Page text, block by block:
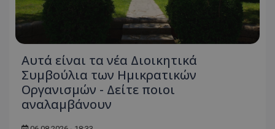
Αυτά είναι τα νέα Διοικητικά
Συμβούλια των Ημικρατικών
Οργανισμών - Δείτε ποιοι
αναλαμβάνουν